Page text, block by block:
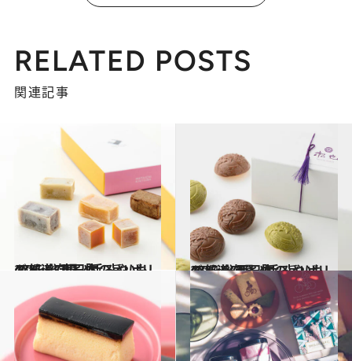
RELATED POSTS
関連記事
2021.12.25
47都道府県「手みやげリスト」 “東日本の旨いもの”を総まとめ
グルメ 2022.1.7
47都道府県「手みやげリスト」 “西日本の旨いもの”を総まとめ
グルメ